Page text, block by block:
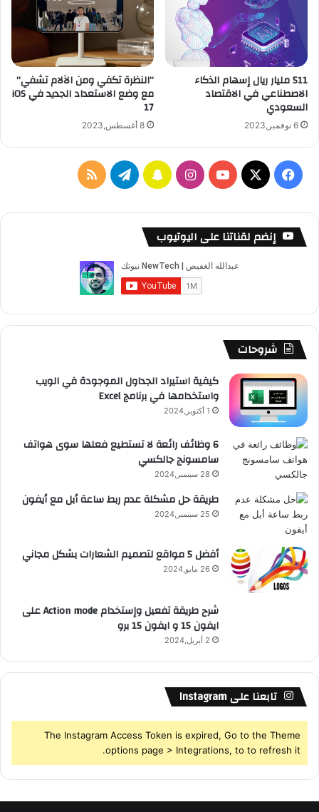
511 مليار ريال إسهام الذكاء
الاصطناعي في الاقتصاد
السعودي
6 نوفمبر,2023
“النظرة تكفي ومن الآلام تشفي”
مع وضع الاستعداد الجديد في iOS
17
8 أغسطس,2023
فيسبوك
‫X
‫YouTubeانستقرامسناب تيلقرامملخص
إنضم لقناتنا على اليوتيوب
شروحات
كيفية استيراد الجداول الموجودة في الويب
واستخدامها في برنامج Excel
1 أكتوبر,2024
6 وظائف رائعة لا تستطيع فعلها سوى هواتف
سامسونج جالكسي
28 سبتمبر,2024
طريقة حل مشكلة عدم ربط ساعة أبل مع أيفون
25 سبتمبر,2024
أفضل 5 مواقع لتصميم الشعارات بشكل مجاني
26 مايو,2024
شرح طريقة تفعيل وإستخدام Action mode على
ايفون 15 و ايفون 15 برو
2 أبريل,2024
تابعنا على Instagram
The Instagram Access Token is expired, Go to the Theme
options page > Integrations, to to refresh it.